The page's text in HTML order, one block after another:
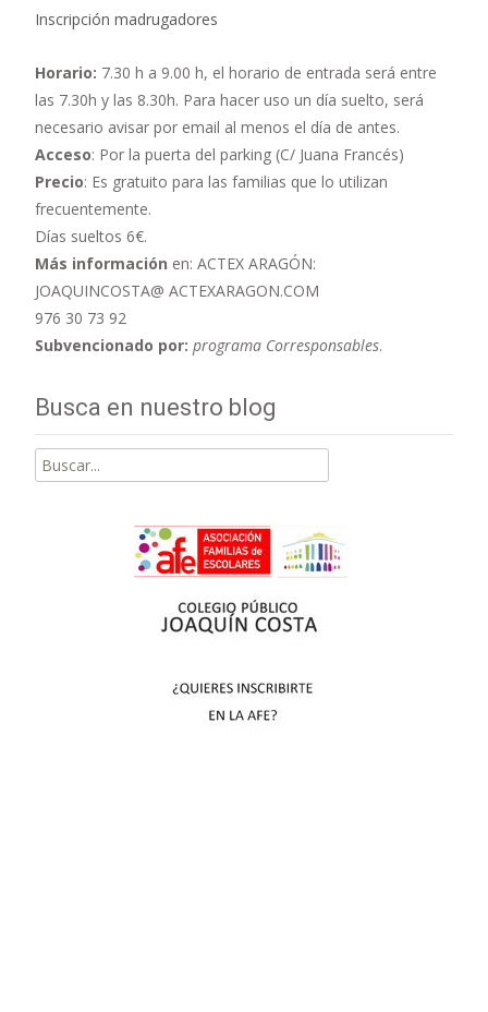
Inscripción madrugadores
Horario: 7.30 h a 9.00 h, el horario de entrada será entre
las 7.30h y las 8.30h. Para hacer uso un día suelto, será
necesario avisar por email al menos el día de antes.
Acceso: Por la puerta del parking (C/ Juana Francés)
Precio: Es gratuito para las familias que lo utilizan
frecuentemente.
Días sueltos 6€.
Más información en: ACTEX ARAGÓN:
JOAQUINCOSTA@ ACTEXARAGON.COM
976 30 73 92
Subvencionado por: programa Corresponsables.
Busca en nuestro blog
Buscar
por: